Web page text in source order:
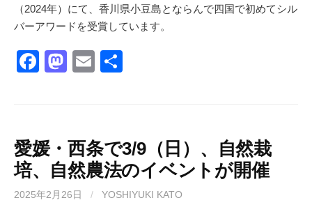
（2024年）にて、香川県小豆島とならんで四国で初めてシル
バーアワードを受賞しています。
F
b
o
M
d
o
n
E
愛媛・西条で3/9（日）、自然栽
培、自然農法のイベントが開催
2025年2月26日 / YOSHIYUKI KATO